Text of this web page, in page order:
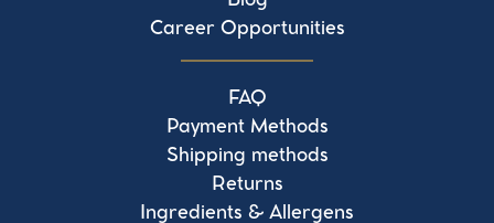
Career Opportunities
FAQ
Payment Methods
Shipping methods
Returns
Ingredients & Allergens